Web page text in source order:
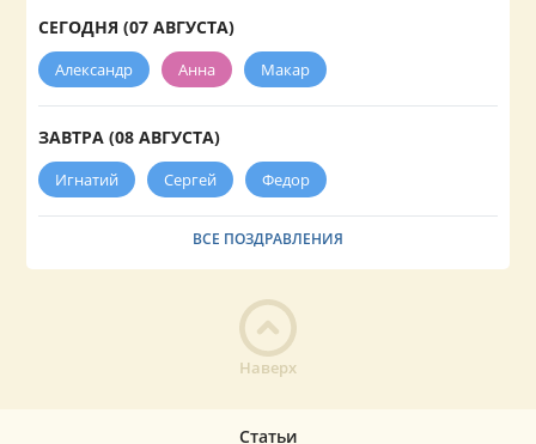
СЕГОДНЯ (07 АВГУСТА)
Александр Анна Макар
ЗАВТРА (08 АВГУСТА)
Игнатий Сергей Федор
ВСЕ ПОЗДРАВЛЕНИЯ
Наверх
Статьи